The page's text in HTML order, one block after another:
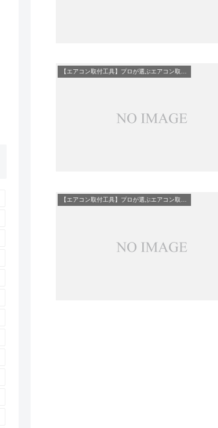
【エアコン取付工具】プロが選ぶエアコン取付必須工具10選